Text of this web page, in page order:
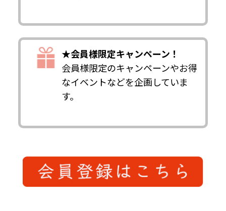
★会員様限定キャンペーン！
会員様限定のキャンペーンやお得
なイベントなどを企画していま
す。